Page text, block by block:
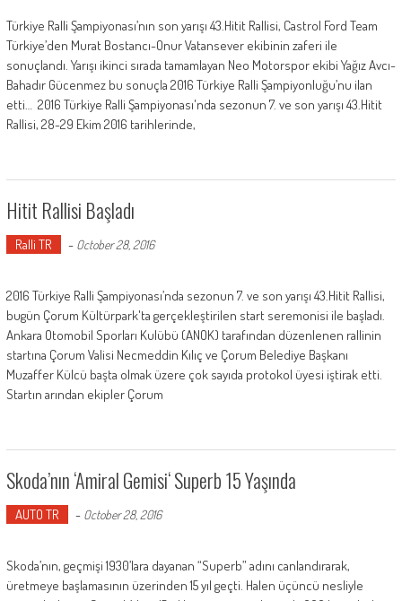
Türkiye Ralli Şampiyonası’nın son yarışı 43.Hitit Rallisi, Castrol Ford Team
Türkiye’den Murat Bostancı-Onur Vatansever ekibinin zaferi ile
sonuçlandı. Yarışı ikinci sırada tamamlayan Neo Motorspor ekibi Yağız Avcı-
Bahadır Gücenmez bu sonuçla 2016 Türkiye Ralli Şampiyonluğu’nu ilan
etti… 2016 Türkiye Ralli Şampiyonası'nda sezonun 7. ve son yarışı 43.Hitit
Rallisi, 28-29 Ekim 2016 tarihlerinde,
Hitit Rallisi Başladı
Ralli TR - October 28, 2016
2016 Türkiye Ralli Şampiyonası’nda sezonun 7. ve son yarışı 43.Hitit Rallisi,
bugün Çorum Kültürpark'ta gerçekleştirilen start seremonisi ile başladı.
Ankara Otomobil Sporları Kulübü (ANOK) tarafından düzenlenen rallinin
startına Çorum Valisi Necmeddin Kılıç ve Çorum Belediye Başkanı
Muzaffer Külcü başta olmak üzere çok sayıda protokol üyesi iştirak etti.
Startın arından ekipler Çorum
Skoda’nın ‘Amiral Gemisi‘ Superb 15 Yaşında
AUTO TR - October 28, 2016
Skoda’nın, geçmişi 1930’lara dayanan “Superb” adını canlandırarak,
üretmeye başlamasının üzerinden 15 yıl geçti. Halen üçüncü nesliyle